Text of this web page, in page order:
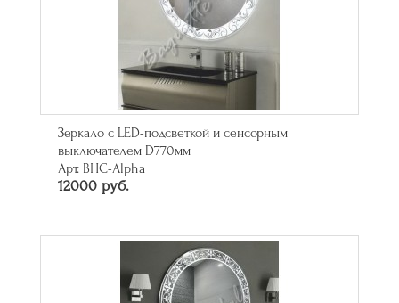
Зеркало с LED-подсветкой и сенсорным
выключателем D770мм
Арт. BHC-Alpha
12000 руб.